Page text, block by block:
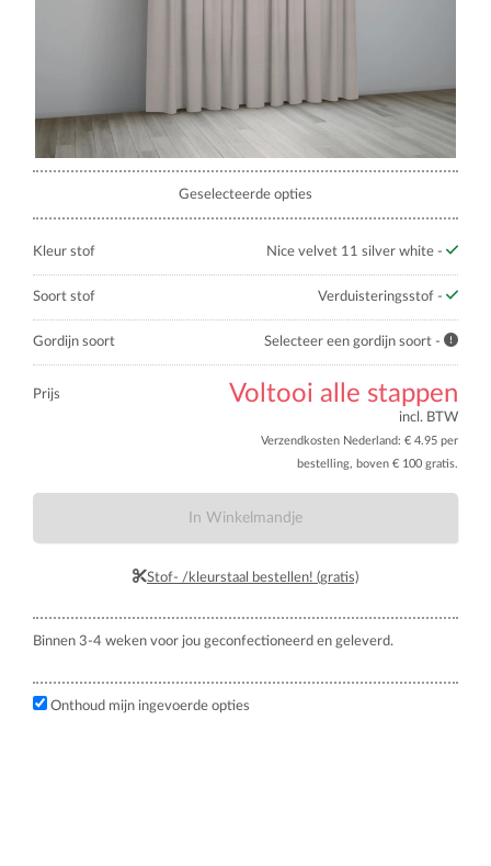
Geselecteerde opties
Kleur stof Nice velvet 11 silver white -
Soort stof Verduisteringsstof -
Gordijn soort Selecteer een gordijn soort -
Prijs Voltooi alle stappen
incl. BTW
Verzendkosten Nederland: € 4.95 per
bestelling, boven € 100 gratis.
In Winkelmandje
Stof- /kleurstaal bestellen! (gratis)
Binnen 3-4 weken voor jou geconfectioneerd en geleverd.
Onthoud mijn ingevoerde opties